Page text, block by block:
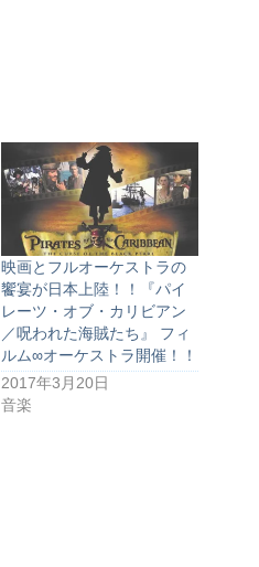
映画とフルオーケストラの
饗宴が日本上陸！！『パイ
レーツ・オブ・カリビアン
／呪われた海賊たち』 フィ
ルム∞オーケストラ開催！！
2017年3月20日
音楽